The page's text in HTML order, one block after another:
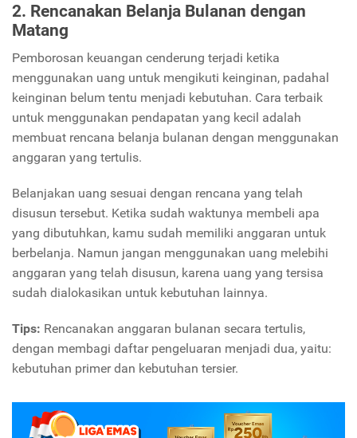
2. Rencanakan Belanja Bulanan dengan
Matang
Pemborosan keuangan cenderung terjadi ketika
menggunakan uang untuk mengikuti keinginan, padahal
keinginan belum tentu menjadi kebutuhan. Cara terbaik
untuk menggunakan pendapatan yang kecil adalah
membuat rencana belanja bulanan dengan menggunakan
anggaran yang tertulis.
Belanjakan uang sesuai dengan rencana yang telah
disusun tersebut. Ketika sudah waktunya membeli apa
yang dibutuhkan, kamu sudah memiliki anggaran untuk
berbelanja. Namun jangan menggunakan uang melebihi
anggaran yang telah disusun, karena uang yang tersisa
sudah dialokasikan untuk kebutuhan lainnya.
Tips: Rencanakan anggaran bulanan secara tertulis,
dengan membagi daftar pengeluaran menjadi dua, yaitu:
kebutuhan primer dan kebutuhan tersier.